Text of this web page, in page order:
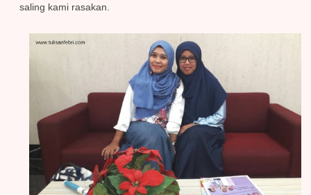
saling kami rasakan.